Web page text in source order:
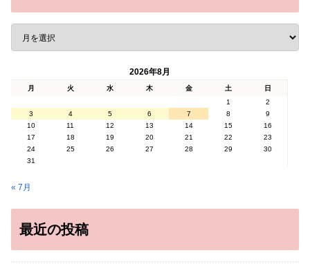
2026年8月
月 火 水 木 金 土
日
1
2
3
4 5 6 7 8
9
10
11 12 13 14 15
16
17
18 19 20 21 22
23
24
25 26 27 28 29
30
31
« 7月
最近の投稿